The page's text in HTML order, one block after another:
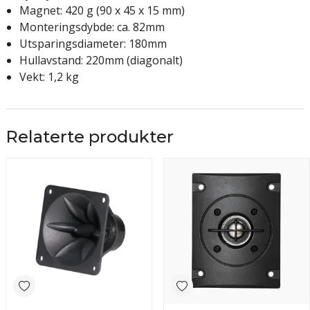
Magnet: 420 g (90 x 45 x 15 mm)
Monteringsdybde: ca. 82mm
Utsparingsdiameter: 180mm
Hullavstand: 220mm (diagonalt)
Vekt: 1,2 kg
Relaterte produkter